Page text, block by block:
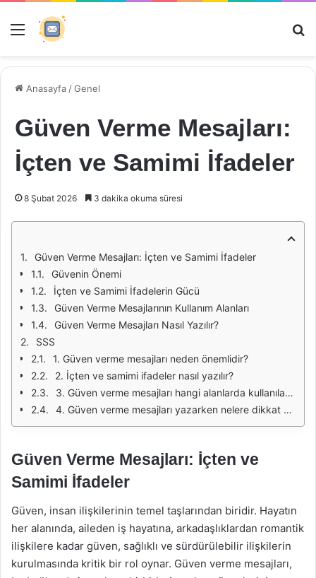
Menü
Anasayfa /Genel
Güven Verme Mesajları:
İçten ve Samimi İfadeler
8 Şubat 2026 3 dakika okuma süresi
Güven Verme Mesajları: İçten ve Samimi İfadeler
Güvenin Önemi
İçten ve Samimi İfadelerin Gücü
Güven Verme Mesajlarının Kullanım Alanları
Güven Verme Mesajları Nasıl Yazılır?
SSS
1. Güven verme mesajları neden önemlidir?
2. İçten ve samimi ifadeler nasıl yazılır?
3. Güven verme mesajları hangi alanlarda kullanılabilir?
4. Güven verme mesajları yazarken nelere dikkat edilmelidir?
Güven Verme Mesajları: İçten ve
Samimi İfadeler
Güven, insan ilişkilerinin temel taşlarından biridir. Hayatın
her alanında, aileden iş hayatına, arkadaşlıklardan romantik
ilişkilere kadar güven, sağlıklı ve sürdürülebilir ilişkilerin
kurulmasında kritik bir rol oynar. Güven verme mesajları,